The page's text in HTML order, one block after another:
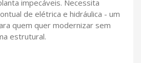
impecáveis. Necessita
de elétrica e hidráulica - um
quem quer modernizar sem
estrutural.